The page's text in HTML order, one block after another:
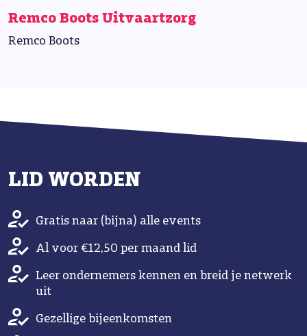
Remco Boots Uitvaartzorg
Remco Boots
LID WORDEN
Gratis naar (bijna) alle events
Al voor €12,50 per maand lid
Leer ondernemers kennen en breid je netwerk
uit
Gezellige bijeenkomsten